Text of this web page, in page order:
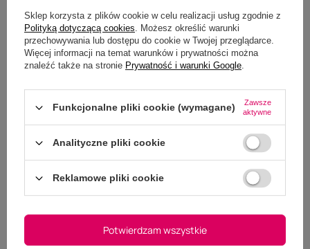
Masz pytania do tego
produktu?
Zapraszamy do kontaktu - nasi specjaliści z
przyjemnością udzielą wszelkich informacji na temat
oferowanych produktów.
Sklep korzysta z plików cookie w celu realizacji usług zgodnie z
Polityką dotyczącą cookies. Możesz określić warunki
przechowywania lub dostępu do cookie w Twojej przeglądarce.
Więcej informacji na temat warunków i prywatności można
znaleźć także na stronie Prywatność i warunki Google.
Funkcjonalne pliki cookie (wymagane)
Zawsze
aktywne
Analityczne pliki cookie
Reklamowe pliki cookie
Potwierdzam wszystkie